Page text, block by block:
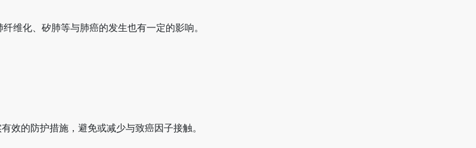
维化、矽肺等与肺癌的发生也有一定的影响。
效的防护措施，避免或减少与致癌因子接触。